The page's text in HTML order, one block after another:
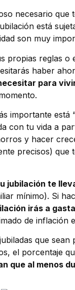
necesario
está
son muy
propias reglas
haber
para
importante está
con tu vida a
y hacer
precisos)
jubilación te
mínimo). Si
irás a
de inflación
que
el porcentaje
que al menos